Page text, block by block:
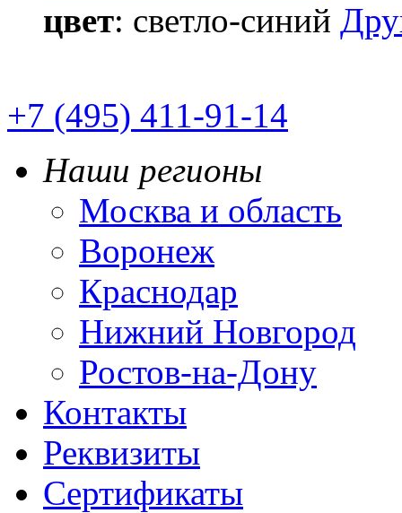
цвет: светло-синий
+7 (495) 411-91-14
Наши регионы
Москва и область
Воронеж
Краснодар
Нижний Новгород
Ростов-на-Дону
Контакты
Реквизиты
Сертификаты